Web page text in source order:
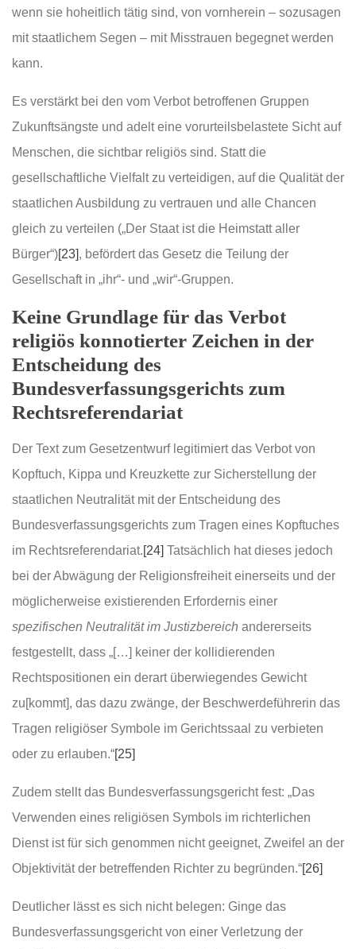
wenn sie hoheitlich tätig sind, von vornherein – sozusagen
mit staatlichem Segen – mit Misstrauen begegnet werden
kann.
Es verstärkt bei den vom Verbot betroffenen Gruppen
Zukunftsängste und adelt eine vorurteilsbelastete Sicht auf
Menschen, die sichtbar religiös sind. Statt die
gesellschaftliche Vielfalt zu verteidigen, auf die Qualität der
staatlichen Ausbildung zu vertrauen und alle Chancen
gleich zu verteilen („Der Staat ist die Heimstatt aller
Bürger“)[23], befördert das Gesetz die Teilung der
Gesellschaft in „ihr“- und „wir“-Gruppen.
Keine Grundlage für das Verbot
religiös konnotierter Zeichen in der
Entscheidung des
Bundesverfassungsgerichts zum
Rechtsreferendariat
Der Text zum Gesetzentwurf legitimiert das Verbot von
Kopftuch, Kippa und Kreuzkette zur Sicherstellung der
staatlichen Neutralität mit der Entscheidung des
Bundesverfassungsgerichts zum Tragen eines Kopftuches
im Rechtsreferendariat.[24] Tatsächlich hat dieses jedoch
bei der Abwägung der Religionsfreiheit einerseits und der
möglicherweise existierenden Erfordernis einer
spezifischen Neutralität im Justizbereich andererseits
festgestellt, dass „[…] keiner der kollidierenden
Rechtspositionen ein derart überwiegendes Gewicht
zu[kommt], das dazu zwänge, der Beschwerdeführerin das
Tragen religiöser Symbole im Gerichtssaal zu verbieten
oder zu erlauben.“[25]
Zudem stellt das Bundesverfassungsgericht fest: „Das
Verwenden eines religiösen Symbols im richterlichen
Dienst ist für sich genommen nicht geeignet, Zweifel an der
Objektivität der betreffenden Richter zu begründen.“[26]
Deutlicher lässt es sich nicht belegen: Ginge das
Bundesverfassungsgericht von einer Verletzung der